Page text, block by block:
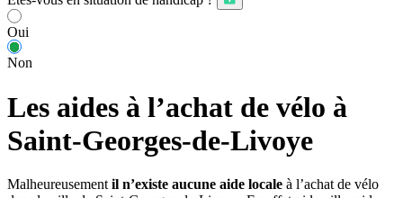
Oui
Non
Les aides à l’achat de vélo à
Saint-Georges-de-Livoye
Malheureusement il n’existe aucune aide locale à l’achat de vélo